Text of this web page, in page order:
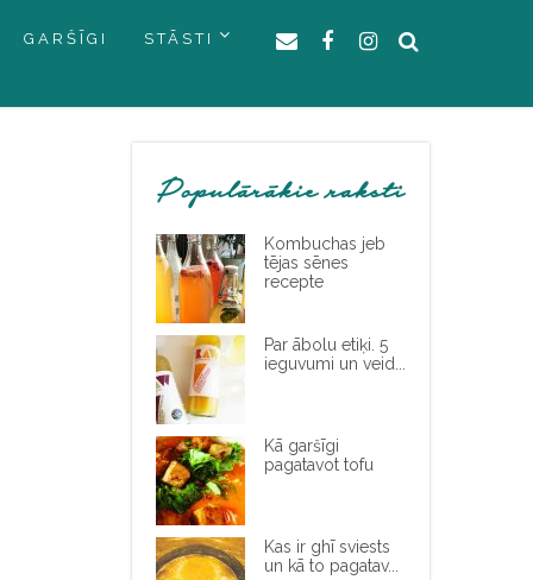
GARŠĪGI STĀSTI
Populārākie raksti
Kombuchas jeb
tējas sēnes
recepte
Par ābolu etiķi. 5
ieguvumi un veid...
Kā garšīgi
pagatavot tofu
Kas ir ghī sviests
un kā to pagatav...